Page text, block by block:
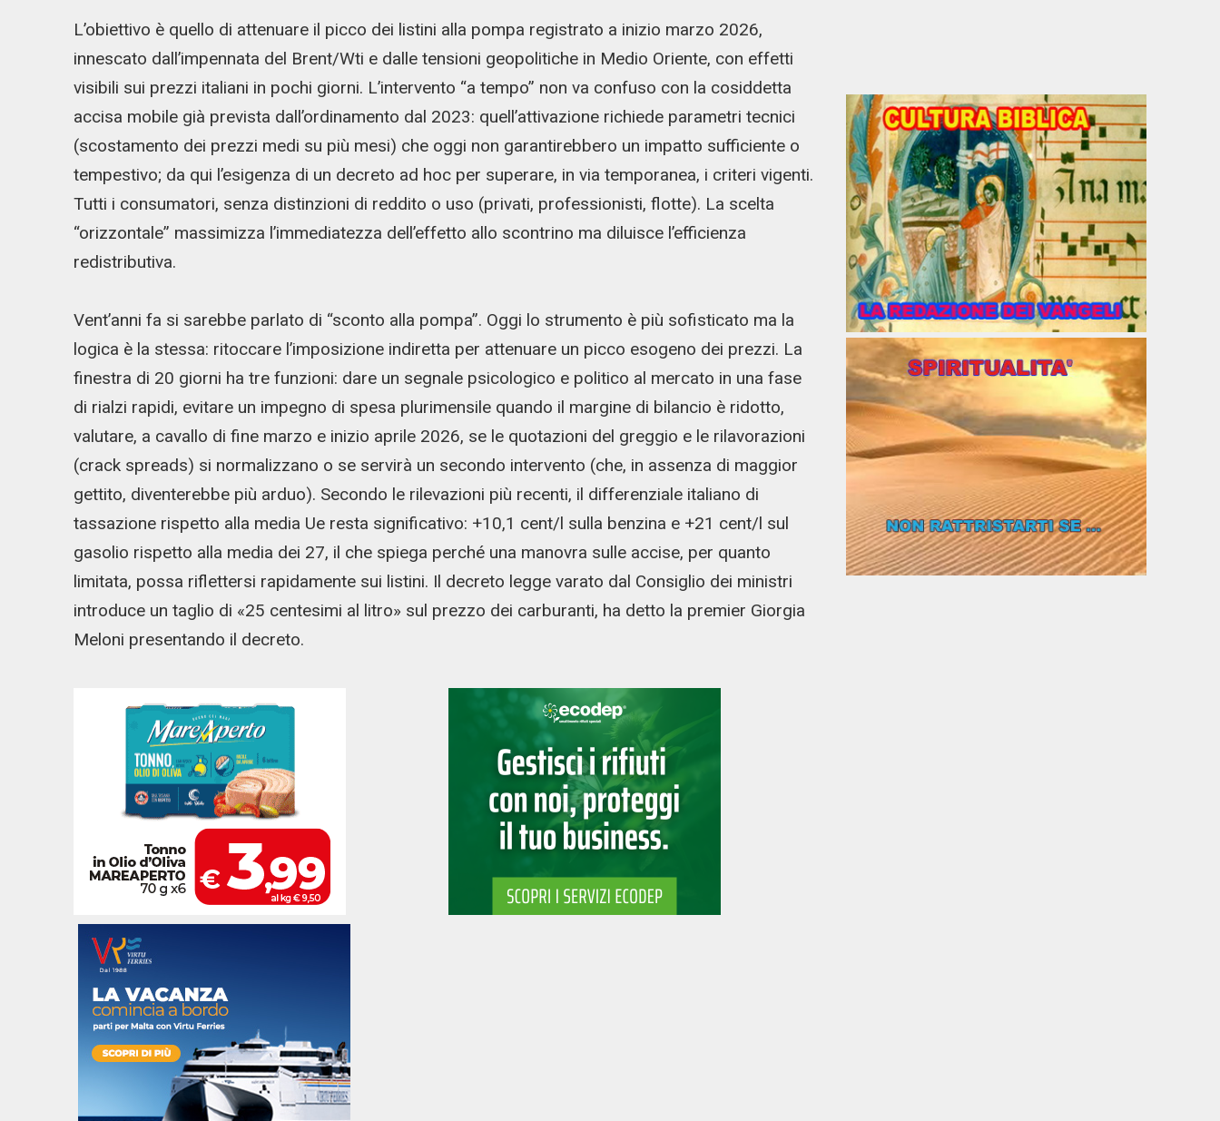
L’obiettivo è quello di attenuare il picco dei listini alla pompa registrato a inizio marzo 2026,
innescato dall’impennata del Brent/Wti e dalle tensioni geopolitiche in Medio Oriente, con effetti
visibili sui prezzi italiani in pochi giorni. L’intervento “a tempo” non va confuso con la cosiddetta
accisa mobile già prevista dall’ordinamento dal 2023: quell’attivazione richiede parametri tecnici
(scostamento dei prezzi medi su più mesi) che oggi non garantirebbero un impatto sufficiente o
tempestivo; da qui l’esigenza di un decreto ad hoc per superare, in via temporanea, i criteri vigenti.
Tutti i consumatori, senza distinzioni di reddito o uso (privati, professionisti, flotte). La scelta
“orizzontale” massimizza l’immediatezza dell’effetto allo scontrino ma diluisce l’efficienza
redistributiva.
Vent’anni fa si sarebbe parlato di “sconto alla pompa”. Oggi lo strumento è più sofisticato ma la
logica è la stessa: ritoccare l’imposizione indiretta per attenuare un picco esogeno dei prezzi. La
finestra di 20 giorni ha tre funzioni: dare un segnale psicologico e politico al mercato in una fase
di rialzi rapidi, evitare un impegno di spesa plurimensile quando il margine di bilancio è ridotto,
valutare, a cavallo di fine marzo e inizio aprile 2026, se le quotazioni del greggio e le rilavorazioni
(crack spreads) si normalizzano o se servirà un secondo intervento (che, in assenza di maggior
gettito, diventerebbe più arduo). Secondo le rilevazioni più recenti, il differenziale italiano di
tassazione rispetto alla media Ue resta significativo: +10,1 cent/l sulla benzina e +21 cent/l sul
gasolio rispetto alla media dei 27, il che spiega perché una manovra sulle accise, per quanto
limitata, possa riflettersi rapidamente sui listini. Il decreto legge varato dal Consiglio dei ministri
introduce un taglio di «25 centesimi al litro» sul prezzo dei carburanti, ha detto la premier Giorgia
Meloni presentando il decreto.